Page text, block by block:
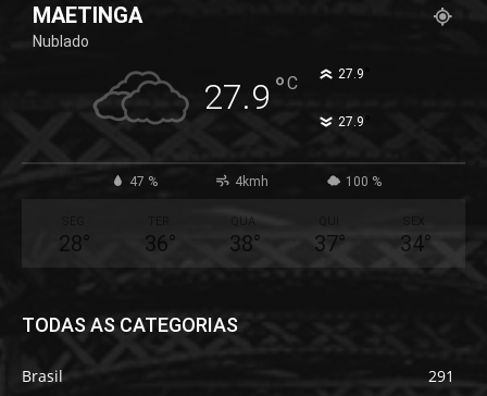
MAETINGA
Nublado
27.9 °C 27.9
27.9
47 % 4kmh 100 %
28° 36°
QUA
38° 37° 34°
TODAS AS CATEGORIAS
Brasil
291